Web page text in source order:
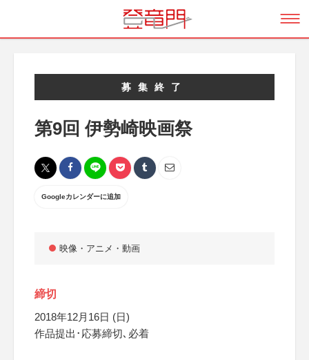
募集終了
第9回 伊勢崎映画祭
Googleカレンダーに追加
映像・アニメ・動画
締切
2018年12月16日 (日)
作品提出･応募締切､必着